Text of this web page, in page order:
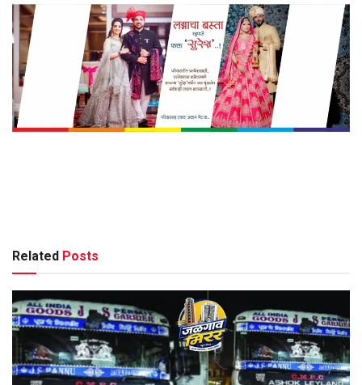
Related Posts